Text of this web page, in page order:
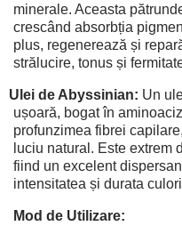
minerale. Aceasta
crescând absorbția
plus, regenerează și
strălucire, tonus și
Ulei de Abyssinian: Un
ușoară, bogat în
profunzimea fibrei
luciu natural. Este extrem
fiind un excelent
intensitatea și durata
Mod de Utilizare: